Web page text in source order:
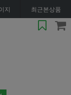
지 최근본상품